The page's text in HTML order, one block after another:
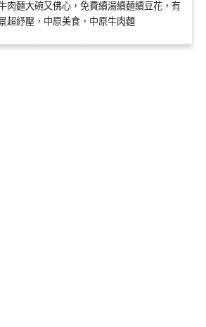
肉麵大碗又佛心，免費續湯續麵續豆花，有
超紓壓，中原美食，中原牛肉麵